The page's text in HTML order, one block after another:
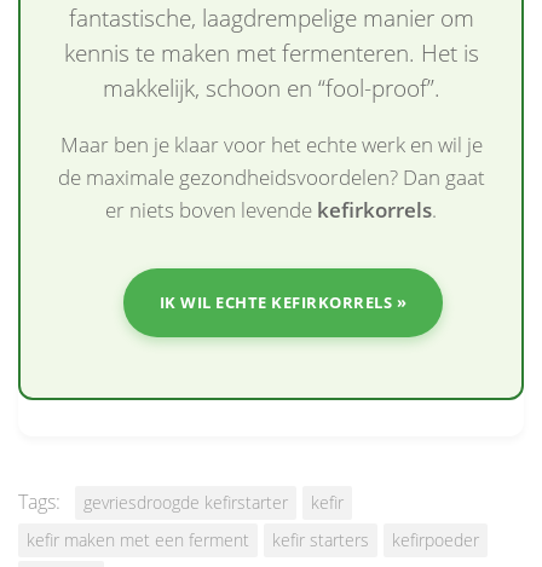
fantastische, laagdrempelige manier om
kennis te maken met fermenteren. Het is
makkelijk, schoon en “fool-proof”.
Maar ben je klaar voor het echte werk en wil je
de maximale gezondheidsvoordelen? Dan gaat
er niets boven levende kefirkorrels.
IK WIL ECHTE KEFIRKORRELS »
Tags: gevriesdroogde kefirstarter
kefir
kefir maken met een ferment
kefir starters
kefirpoeder